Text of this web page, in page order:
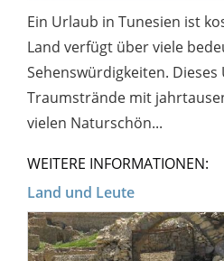
Ein Urlaub in Tunesien ist
Land verfügt über viele
Sehenswürdigkeiten.
Traumstrände mit
vielen Naturschön...
WEITERE INFORMATIONEN:
Land und Leute